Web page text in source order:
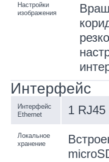
Настройки
изображения
Интерфейс
Интерфейс
Ethernet
1
Локальное
хранение